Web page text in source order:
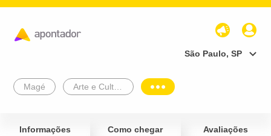
São Paulo, SP
Magé
Informações Como chegar Avaliações